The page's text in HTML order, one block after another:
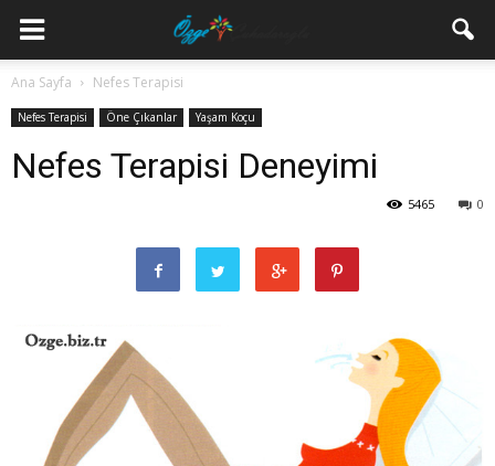
Ana Sayfa Nefes Terapisi
Nefes Terapisi Öne Çıkanlar Yaşam Koçu
Nefes Terapisi Deneyimi
0
5465